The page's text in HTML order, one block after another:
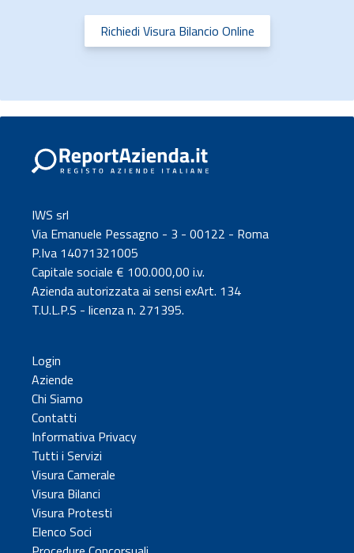
Richiedi Visura Bilancio Online
IWS srl
Via Emanuele Pessagno - 3 - 00122 - Roma
P.Iva 14071321005
Capitale sociale € 100.000,00 i.v.
Azienda autorizzata ai sensi exArt. 134
T.U.L.P.S - licenza n. 271395.
Login
Aziende
Chi Siamo
Contatti
Informativa Privacy
Tutti i Servizi
Visura Camerale
Visura Bilanci
Visura Protesti
Elenco Soci